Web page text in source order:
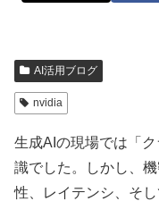
AI活用ブログ
nvidia
生成AIの現場では「
識でした。しかし、
性、レイテンシ、そ